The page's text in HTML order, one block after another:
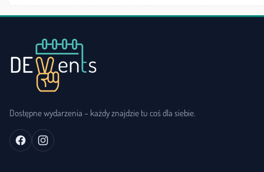
Dostępne wydarzenia – każdy znajdzie tu coś dla siebie.